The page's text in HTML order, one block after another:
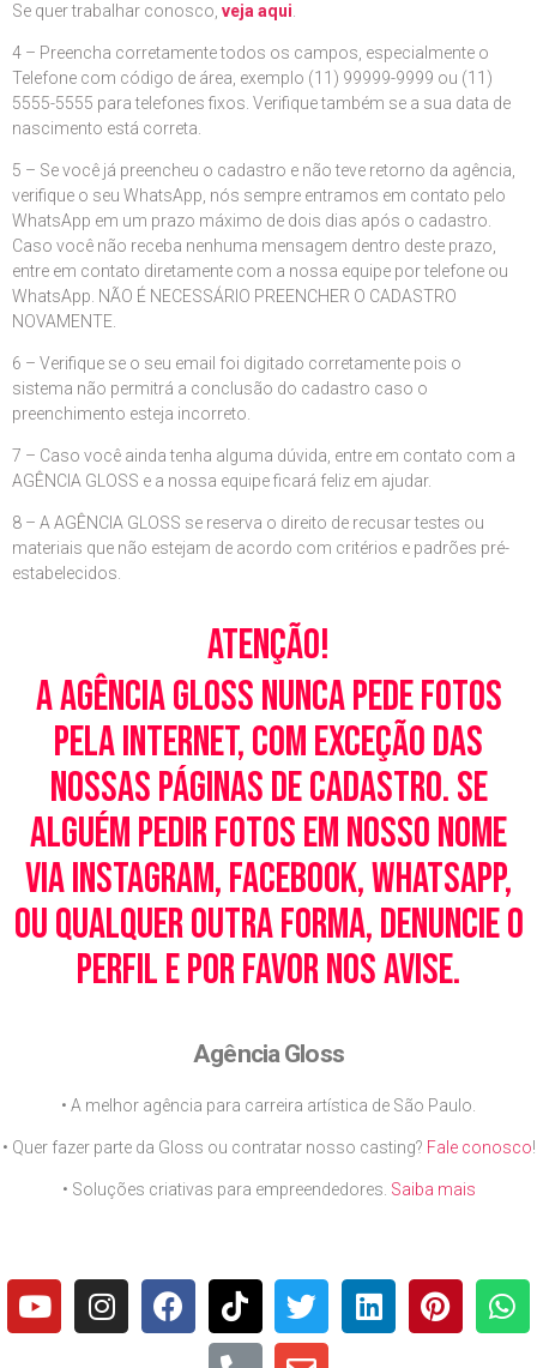
Se quer trabalhar conosco, veja aqui
4 – Preencha corretamente todos os campos, especialmente o
Telefone com código de área, exemplo (11) 99999-9999 ou (11)
5555-5555 para telefones fixos. Verifique também se a sua data de
nascimento está correta.
5 – Se você já preencheu o cadastro e não teve retorno da agência,
verifique o seu WhatsApp, nós sempre entramos em contato pelo
WhatsApp em um prazo máximo de dois dias após o cadastro.
Caso você não receba nenhuma mensagem dentro deste prazo,
entre em contato diretamente com a nossa equipe por telefone ou
WhatsApp. NÃO É NECESSÁRIO PREENCHER O CADASTRO
NOVAMENTE.
6 – Verifique se o seu email foi digitado corretamente pois o
sistema não permitrá a conclusão do cadastro caso o
preenchimento esteja incorreto.
7 – Caso você ainda tenha alguma dúvida, entre em contato com a
AGÊNCIA GLOSS e a nossa equipe ficará feliz em ajudar.
8 – A AGÊNCIA GLOSS se reserva o direito de recusar testes ou
materiais que não estejam de acordo com critérios e padrões pré-
estabelecidos.
Atenção!
A Agência Gloss nunca pede fotos
pela Internet, com exceção das
nossas páginas de cadastro. Se
alguém pedir fotos em nosso nome
via Instagram, Facebook, WhatsApp,
ou qualquer outra forma, denuncie o
perfil e por favor nos avise.
Agência Gloss
• A melhor agência para carreira artística de São Paulo.
• Quer fazer parte da Gloss ou contratar nosso casting? Fale conosco!
• Soluções criativas para empreendedores. Saiba mais